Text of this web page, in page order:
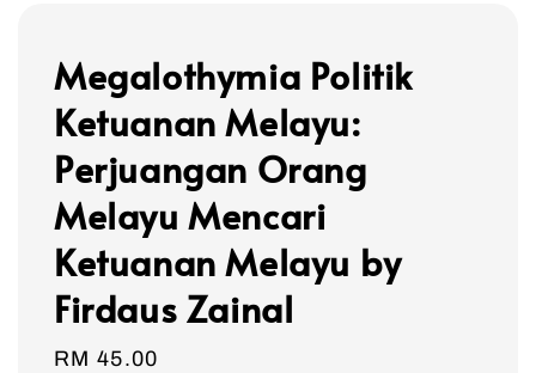
Megalothymia Politik
Ketuanan Melayu:
Perjuangan Orang
Melayu Mencari
Ketuanan Melayu by
Firdaus Zainal
Regular
RM 45.00